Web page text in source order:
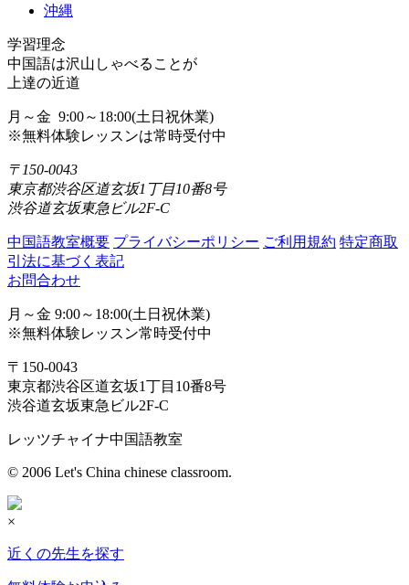
沖縄
学習理念
中国語は沢山しゃべることが
上達の近道
月～金 9:00～18:00(土日祝休業)
※無料体験レッスンは常時受付中
〒150-0043
東京都渋谷区道玄坂1丁目10番8号
渋谷道玄坂東急ビル2F-C
中国語教室概要 プライバシーポリシー ご利用規約 特定商取
引法に基づく表記
お問合わせ
月～金 9:00～18:00(土日祝休業)
※無料体験レッスン常時受付中
〒150-0043
東京都渋谷区道玄坂1丁目10番8号
渋谷道玄坂東急ビル2F-C
レッツチャイナ中国語教室
© 2006 Let's China chinese classroom.
×
近くの先生を探す